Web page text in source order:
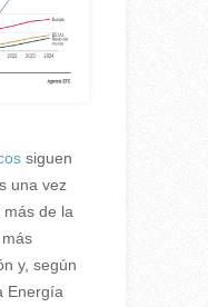
siguen
una vez
de la
y, según
Energía